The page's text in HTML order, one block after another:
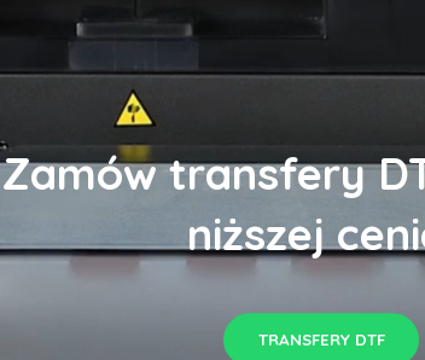
Zamów transfery
niższej
TRANSFERY DTF